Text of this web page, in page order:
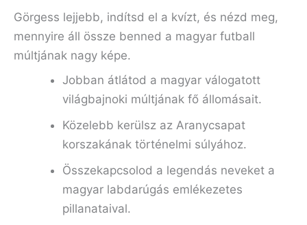
Görgess lejjebb, indítsd el a kvízt, és nézd meg,
mennyire áll össze benned a magyar futball
múltjának nagy képe.
Jobban átlátod a magyar válogatott
világbajnoki múltjának fő állomásait.
Közelebb kerülsz az Aranycsapat
korszakának történelmi súlyához.
Összekapcsolod a legendás neveket a
magyar labdarúgás emlékezetes
pillanataival.